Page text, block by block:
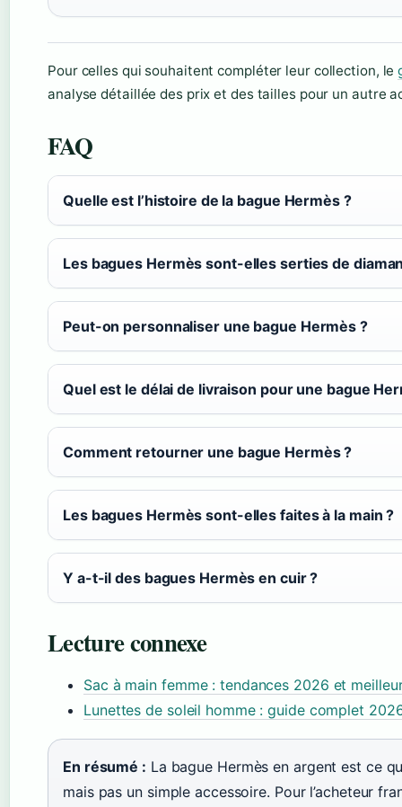
Pour celles qui souhaitent compléter leur collection, le
analyse détaillée des prix et des tailles pour un autre
FAQ
Quelle est l’histoire de la bague Hermès ?
Les bagues Hermès sont-elles serties de
Peut-on personnaliser une bague Hermès ?
Quel est le délai de livraison pour une bague
Comment retourner une bague Hermès ?
Les bagues Hermès sont-elles faites à la main ?
Y a-t-il des bagues Hermès en cuir ?
Lecture connexe
Sac à main femme : tendances 2026 et
Lunettes de soleil homme : guide complet
En résumé : La bague Hermès en argent est ce
mais pas un simple accessoire. Pour l’acheteur